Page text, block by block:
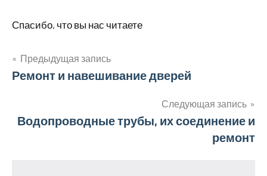
Спасибо, что вы нас читаете
Навигация
записям
Предыдущая запись
Ремонт и навешивание дверей
Следующая запись
Водопроводные трубы, их соединение и
ремонт